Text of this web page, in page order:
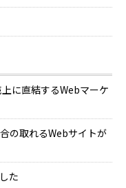
に直結するWebマーケ
の取れるWebサイトが
た